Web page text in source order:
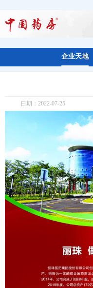
企业天地
日期：2022-07-25